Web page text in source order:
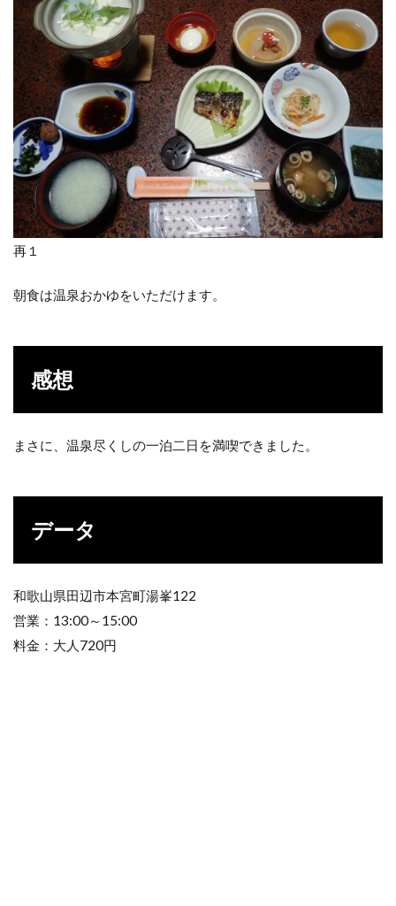
再１
朝食は温泉おかゆをいただけます。
感想
まさに、温泉尽くしの一泊二日を満喫できました。
データ
和歌山県田辺市本宮町湯峯122
営業：13:00～15:00
料金：大人720円